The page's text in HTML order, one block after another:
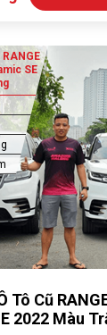
SE
Tô Cũ
2022 Màu